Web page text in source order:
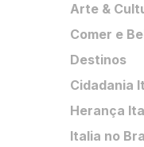
Arte &
Comer e
Destinos
Cidadania
Herança
Italia no